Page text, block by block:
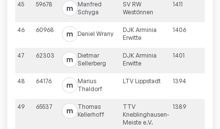
45 59678 m
Manfred
Schyga
SV RW
Westönnen
1411
46 60968 m Daniel Wrany
DJK Arminia
Erwitte
1406
47 62303 m
Dietmar
Sellerberg
DJK Arminia
Erwitte
1401
48 64176 m
Marius
Thaldorf
LTV Lippstadt 1394
49 65537 m
Thomas
Kellerhoff
TTV
Kneblinghausen-
Meiste e.V.
1389